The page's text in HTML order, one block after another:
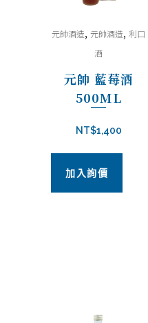
元帥酒造,元帥酒造,利口
酒
元帥 藍莓酒
500ML
NT$1,400
加入詢價